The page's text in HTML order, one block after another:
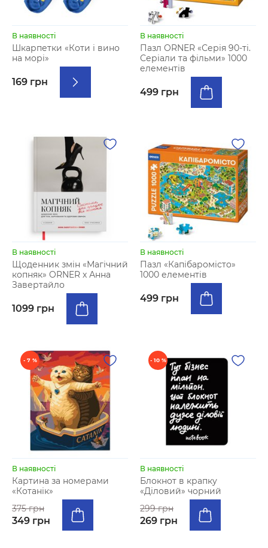
В наявності
Шкарпетки «Коти і вино
на морі»
169 грн
В наявності
Пазл ORNER «Серія 90-ті.
Серіали та фільми» 1000
елементів
499 грн
В наявності
Щоденник змін «Магічний
копняк» ORNER x Анна
Завертайло
1099 грн
В наявності
Пазл «Капібаромісто»
1000 елементів
499 грн
- 7 %
В наявності
Картина за номерами
«Котанік»
375 грн
349 грн
- 10 %
В наявності
Блокнот в крапку
«Діловий» чорний
299 грн
269 грн